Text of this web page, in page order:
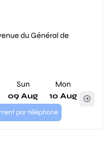
du Général de
Sun
09 Aug
Mon
10 Aug
par téléphone